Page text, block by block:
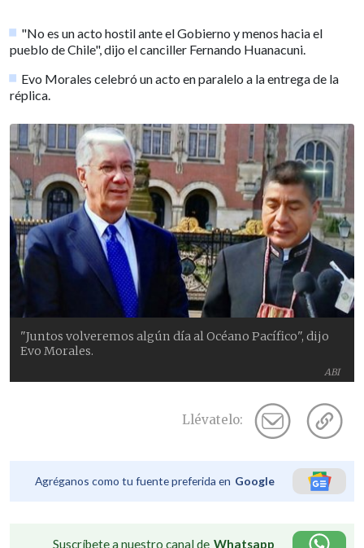
"No es un acto hostil ante el Gobierno y menos hacia el
pueblo de Chile", dijo el canciller Fernando Huanacuni.
Evo Morales celebró un acto en paralelo a la entrega de la
réplica.
ABI
"Juntos volveremos algún día al Océano Pacífico", dijo
Evo Morales.
Llévatelo:
Agréganos como tu fuente preferida en Google
Suscríbete a nuestro canal de Whatsapp